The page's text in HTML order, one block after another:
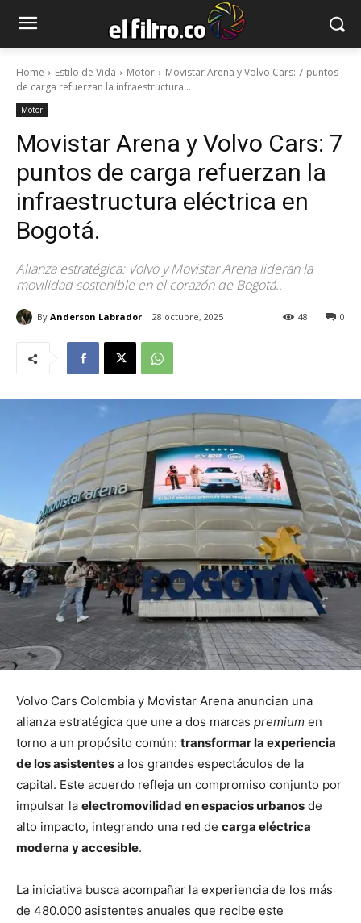
Home Estilo de Vida Motor
Movistar Arena y Volvo Cars: 7 puntos
de carga refuerzan la infraestructura...
Motor
Movistar Arena y Volvo Cars: 7
puntos de carga refuerzan la
infraestructura eléctrica en
Bogotá.
Alianza estratégica: Volvo y Movistar Arena lideran la
movilidad sostenible en el corazón de Bogotá..
By Anderson Labrador 28 octubre, 2025 0
48
Volvo Cars Colombia y Movistar Arena anuncian una
alianza estratégica que une a dos marcas premium en
torno a un propósito común: transformar la experiencia
de los asistentes a los grandes espectáculos de la
capital. Este acuerdo refleja un compromiso conjunto por
impulsar la electromovilidad en espacios urbanos de
alto impacto, integrando una red de carga eléctrica
moderna y accesible.
La iniciativa busca acompañar la experiencia de los más
de 480.000 asistentes anuales que recibe este